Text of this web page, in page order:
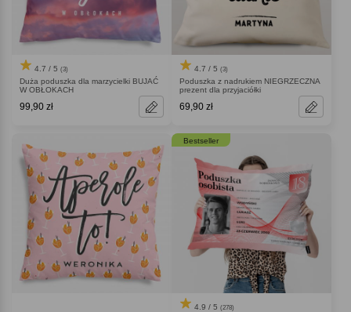
4.7 / 5 (3)
Duża poduszka dla marzycielki BUJAĆ
W OBŁOKACH
99,90 zł
4.7 / 5 (3)
Poduszka z nadrukiem NIEGRZECZNA
prezent dla przyjaciółki
69,90 zł
Bestseller
4.9 / 5 (278)